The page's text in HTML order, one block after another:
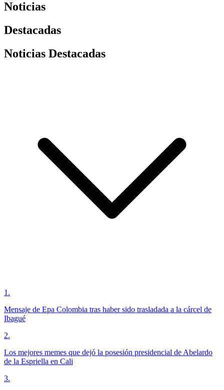
Noticias
Destacadas
Noticias Destacadas
1 .
Mensaje de Epa Colombia tras haber sido trasladada a la cárcel de
Ibagué
2.
Los mejores memes que dejó la posesión presidencial de Abelardo
de la Espriella en Cali
3.